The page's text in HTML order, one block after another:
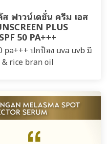
ฟาวน์เดชั่น ครีม เอส
PLUS
50 PA+++
ปกป้อง uva uvb มี
rice bran oil